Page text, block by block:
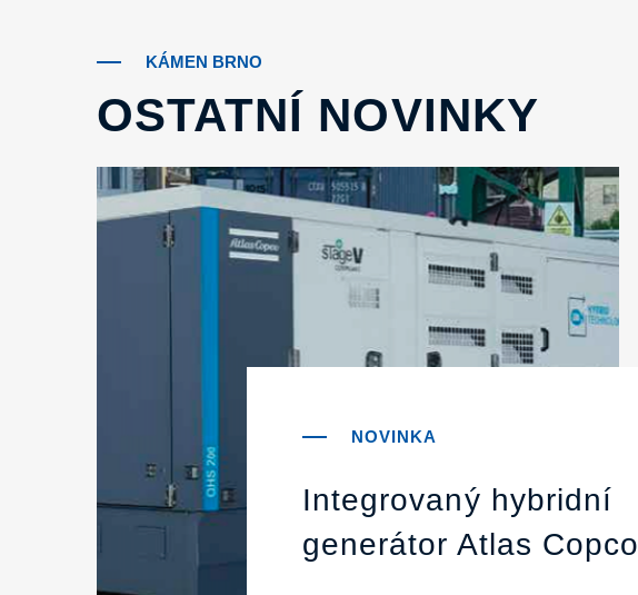
KÁMEN BRNO
OSTATNÍ NOVINKY
Integrovaný hybridní
generátor Atlas Copco